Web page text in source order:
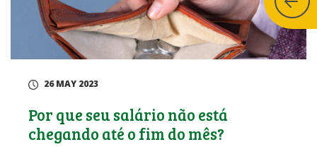
26 MAY 2023
Por que seu salário não está
chegando até o fim do mês?